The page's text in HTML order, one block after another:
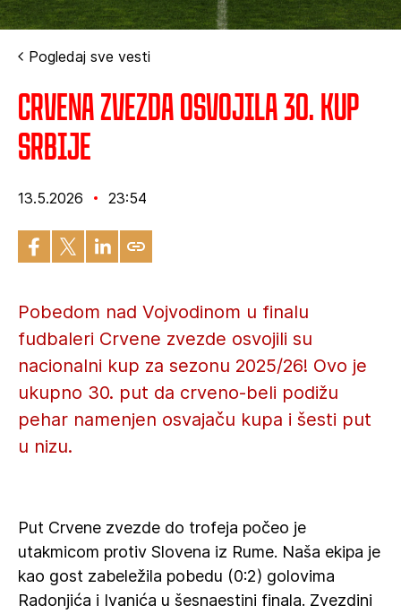
Pogledaj sve vesti
Crvena zvezda osvojila 30. Kup
Srbije
13.5.2026 23:54
Pobedom nad Vojvodinom u finalu
fudbaleri Crvene zvezde osvojili su
nacionalni kup za sezonu 2025/26! Ovo je
ukupno 30. put da crveno-beli podižu
pehar namenjen osvajaču kupa i šesti put
u nizu.
Put Crvene zvezde do trofeja počeo je
utakmicom protiv Slovena iz Rume. Naša ekipa je
kao gost zabeležila pobedu (0:2) golovima
Radonjića i Ivanića u šesnaestini finala. Zvezdini